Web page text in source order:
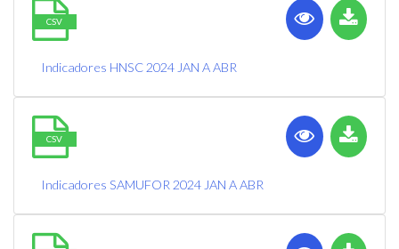
CSV
Indicadores HNSC 2024 JAN A ABR
CSV
Indicadores SAMUFOR 2024 JAN A ABR